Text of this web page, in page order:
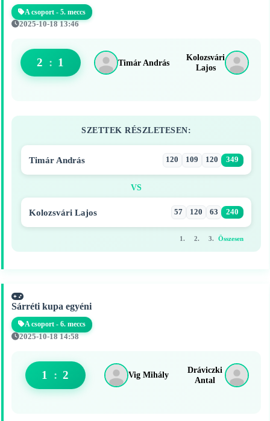
A csoport - 5. meccs
2025-10-18 13:46
Timár András
2 : 1
Kolozsvári
Lajos
SZETTEK RÉSZLETESEN:
Timár András 120 109 120 349
VS
Kolozsvári Lajos 57 120 63 240
1. 2. 3. Összesen
Sárréti kupa egyéni
A csoport - 6. meccs
2025-10-18 14:58
Vig Mihály
1 : 2
Dráviczki
Antal